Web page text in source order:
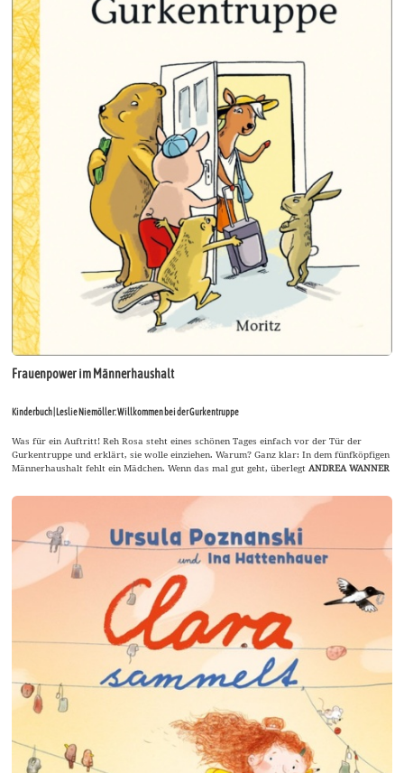
Frauenpower im Männerhaushalt
Kinderbuch | Leslie Niemöller: Willkommen bei der Gurkentruppe
Was für ein Auftritt! Reh Rosa steht eines schönen Tages einfach vor der Tür der
Gurkentruppe und erklärt, sie wolle einziehen. Warum? Ganz klar: In dem fünfköpfigen
Männerhaushalt fehlt ein Mädchen. Wenn das mal gut geht, überlegtANDREA WANNER